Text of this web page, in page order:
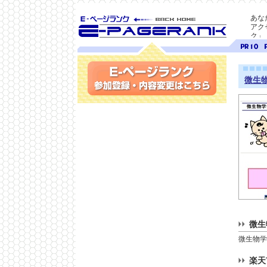
SEO対策に E-ページ
ランク
あな
アク
ク」
ランク
10
9
微生
微
微生物
楽
参加登録(無料)・内容変更